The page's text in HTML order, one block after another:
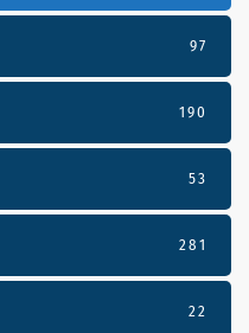
97
190
53
281
22